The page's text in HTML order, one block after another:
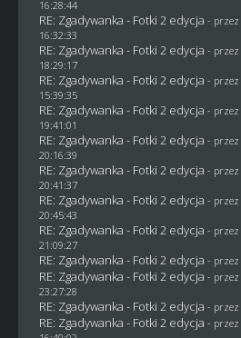
16:28:44
RE: Zgadywanka - Fotki 2 edycja - przez
16:32:33
RE: Zgadywanka - Fotki 2 edycja - przez
18:29:17
RE: Zgadywanka - Fotki 2 edycja - przez
15:39:35
RE: Zgadywanka - Fotki 2 edycja - przez
19:41:01
RE: Zgadywanka - Fotki 2 edycja - przez
20:16:39
RE: Zgadywanka - Fotki 2 edycja - przez
20:41:37
RE: Zgadywanka - Fotki 2 edycja - przez
20:45:43
RE: Zgadywanka - Fotki 2 edycja - przez
21:09:27
RE: Zgadywanka - Fotki 2 edycja - przez
RE: Zgadywanka - Fotki 2 edycja - przez
23:27:28
RE: Zgadywanka - Fotki 2 edycja - przez
RE: Zgadywanka - Fotki 2 edycja - przez